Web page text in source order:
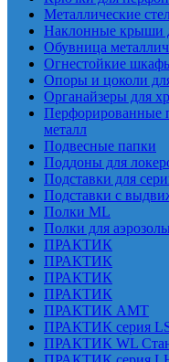
Металлические
Наклонные крыши
Обувница
Огнестойкие
Опоры и цоколи
Органайзеры для
Перфорированные
металл
Подвесные папки
Поддоны для
Подставки для
Подставки с
Полки ML
Полки для
ПРАКТИК
ПРАКТИК
ПРАКТИК
ПРАКТИК
ПРАКТИК AMT
ПРАКТИК cерия
ПРАКТИК WL